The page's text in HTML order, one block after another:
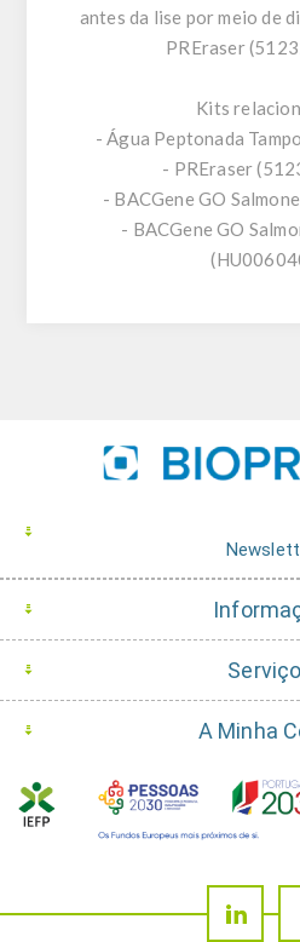
antes da lise por meio de
PREraser
Kits
- Água Peptonada
- PREraser
- BACGene GO
- BACGene GO
A Minha